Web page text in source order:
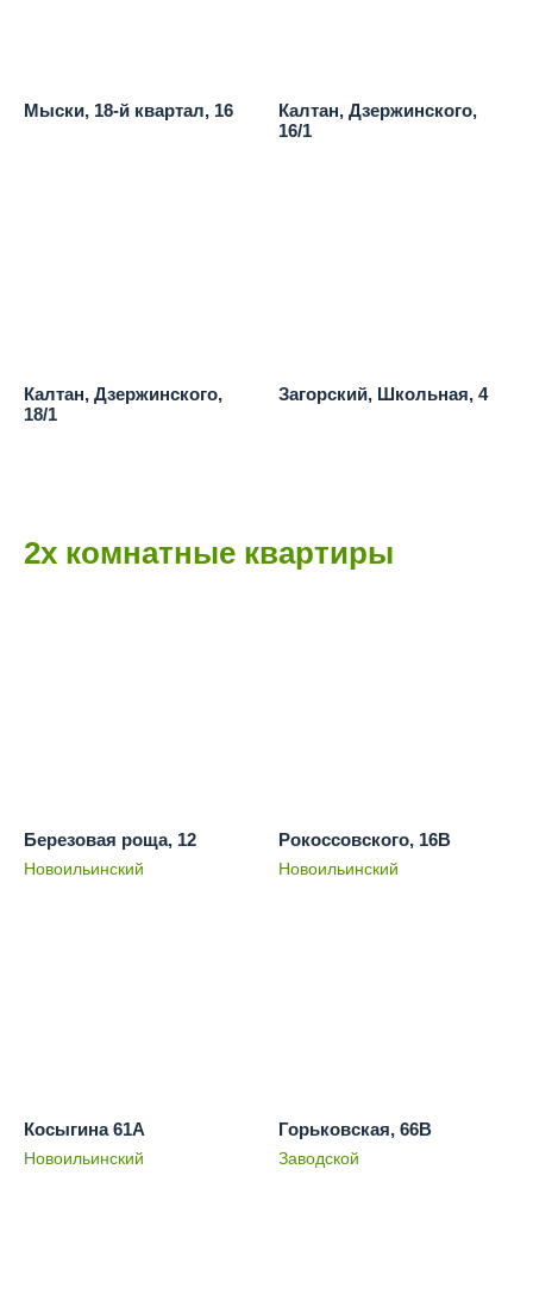
Мыски, 18-й квартал, 16
Калтан, Дзержинского,
16/1
Калтан, Дзержинского,
18/1
Загорский, Школьная, 4
2х комнатные квартиры
Березовая роща, 12
Новоильинский
Рокоссовского, 16В
Новоильинский
Косыгина 61А
Новоильинский
Горьковская, 66В
Заводской